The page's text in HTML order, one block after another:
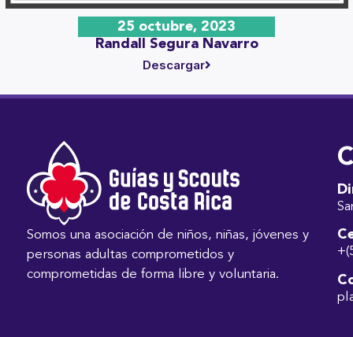
25 octubre, 2023
Randall Segura Navarro
Descargar
Somos una asociación de niños, niñas, jóvenes y
personas adultas comprometidos y
comprometidas de forma libre y voluntaria.